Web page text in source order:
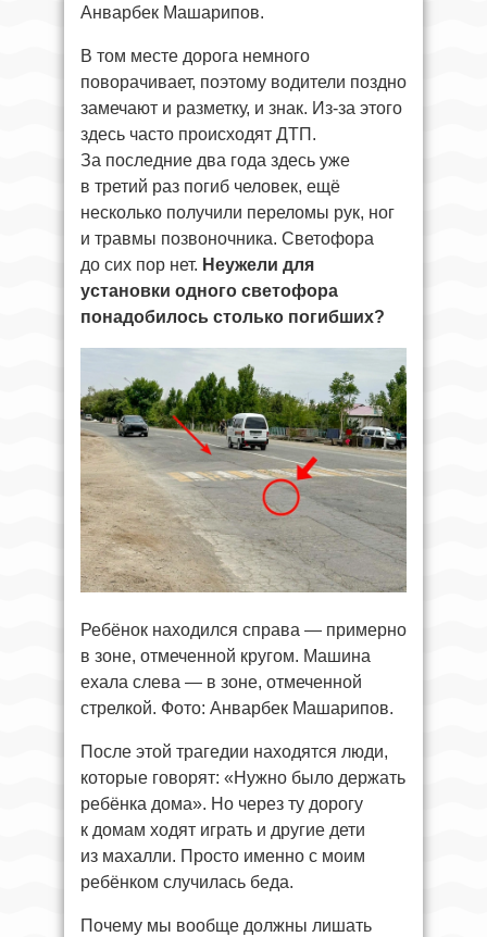
Анварбек Машарипов.
В том месте дорога немного
поворачивает, поэтому водители поздно
замечают и разметку, и знак. Из-за этого
здесь часто происходят ДТП.
За последние два года здесь уже
в третий раз погиб человек, ещё
несколько получили переломы рук, ног
и травмы позвоночника. Светофора
до сих пор нет. Неужели для
установки одного светофора
понадобилось столько погибших?
Ребёнок находился справа — примерно
в зоне, отмеченной кругом. Машина
ехала слева — в зоне, отмеченной
стрелкой. Фото: Анварбек Машарипов.
После этой трагедии находятся люди,
которые говорят: «Нужно было держать
ребёнка дома». Но через ту дорогу
к домам ходят играть и другие дети
из махалли. Просто именно с моим
ребёнком случилась беда.
Почему мы вообще должны лишать